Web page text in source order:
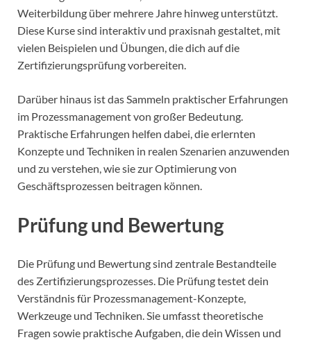
Weiterbildung über mehrere Jahre hinweg unterstützt.
Diese Kurse sind interaktiv und praxisnah gestaltet, mit
vielen Beispielen und Übungen, die dich auf die
Zertifizierungsprüfung vorbereiten.
Darüber hinaus ist das Sammeln praktischer Erfahrungen
im Prozessmanagement von großer Bedeutung.
Praktische Erfahrungen helfen dabei, die erlernten
Konzepte und Techniken in realen Szenarien anzuwenden
und zu verstehen, wie sie zur Optimierung von
Geschäftsprozessen beitragen können.
Prüfung und Bewertung
Die Prüfung und Bewertung sind zentrale Bestandteile
des Zertifizierungsprozesses. Die Prüfung testet dein
Verständnis für Prozessmanagement-Konzepte,
Werkzeuge und Techniken. Sie umfasst theoretische
Fragen sowie praktische Aufgaben, die dein Wissen und